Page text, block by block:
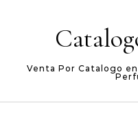
Venta Por Catalogo en